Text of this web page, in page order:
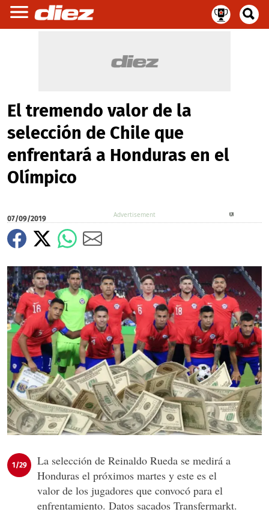
El tremendo valor de la
selección de Chile que
enfrentará a Honduras en el
Olímpico
07/09/2019
1/29
La selección de Reinaldo Rueda se medirá a
Honduras el próximos martes y este es el
valor de los jugadores que convocó para el
enfrentamiento. Datos sacados Transfermarkt.
X